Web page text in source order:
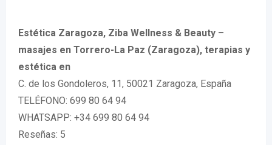
Estética Zaragoza, Ziba Wellness & Beauty –
masajes en Torrero-La Paz (Zaragoza), terapias y
estética en
C. de los Gondoleros, 11, 50021 Zaragoza, España
TELÉFONO: 699 80 64 94
WHATSAPP: +34 699 80 64 94
Reseñas: 5